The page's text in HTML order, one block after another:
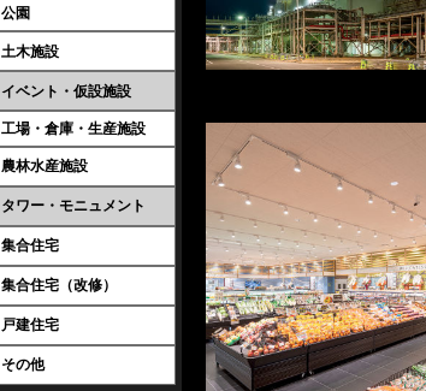
公園
土木施設
イベント・仮設施設
工場・倉庫・生産施設
農林水産施設
タワー・モニュメント
集合住宅
集合住宅（改修）
戸建住宅
その他